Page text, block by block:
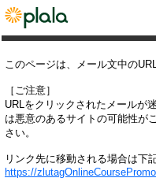
このページは、メール文中の
［ご注意］
URLをクリックされたメールが
は悪意のあるサイトの可能性が
さい。
リンク先に移動される場合は下
https://